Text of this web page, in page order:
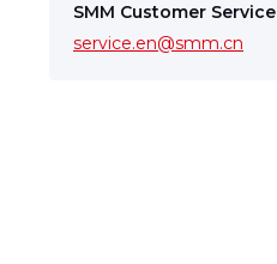
SMM Customer Service
service.en@smm.cn